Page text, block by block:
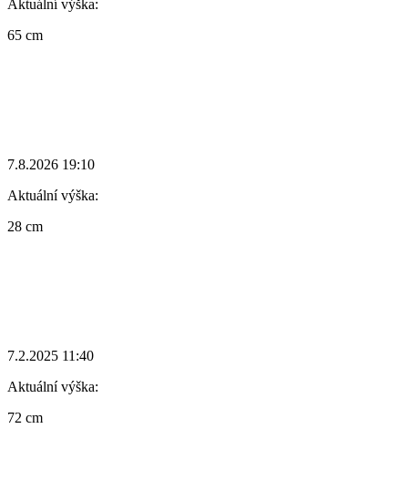
Aktuální výška:
65 cm
7.8.2026 19:10
Aktuální výška:
28 cm
7.2.2025 11:40
Aktuální výška:
72 cm